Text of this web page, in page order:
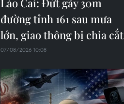
Lào Cai: Đứt gãy 30m
đường tỉnh 161 sau mưa
lớn, giao thông bị chia cắt
07/08/2026 10:08